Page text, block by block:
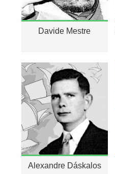
Davide Mestre
Alexandre Dáskalos